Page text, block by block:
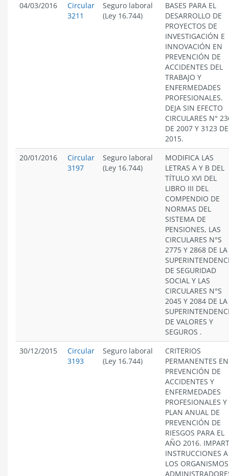
04/03/2016
Circular
3211
Seguro laboral
(Ley 16.744)
BASES PARA EL
DESARROLLO DE
PROYECTOS DE
INVESTIGACIÓN E
INNOVACIÓN EN
PREVENCIÓN DE
ACCIDENTES DEL
TRABAJO Y
ENFERMEDADES
PROFESIONALES.
DEJA SIN EFECTO
CIRCULARES N°
DE 2007 Y 3123 DE
2015.
20/01/2016
Circular
3197
Seguro laboral
(Ley 16.744)
MODIFICA LAS
LETRAS A Y B DEL
TÍTULO XVI DEL
LIBRO III DEL
COMPENDIO DE
NORMAS DEL
SISTEMA DE
PENSIONES, LAS
CIRCULARES N°S
2775 Y 2868 DE LA
DE SEGURIDAD
SOCIAL Y LAS
CIRCULARES N°S
2045 Y 2084 DE LA
DE VALORES Y
SEGUROS .
30/12/2015
Circular
3193
Seguro laboral
(Ley 16.744)
CRITERIOS
PERMANENTES EN
PREVENCIÓN DE
ACCIDENTES Y
ENFERMEDADES
PROFESIONALES Y
PLAN ANUAL DE
PREVENCIÓN DE
RIESGOS PARA EL
AÑO 2016.
INSTRUCCIONES A
LOS ORGANISMOS